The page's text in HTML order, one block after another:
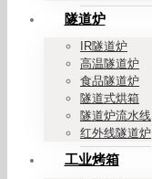
隧道炉
IR隧道炉
高温隧道炉
食品隧道炉
隧道式烘箱
隧道炉流水线
红外线隧道炉
工业烤箱